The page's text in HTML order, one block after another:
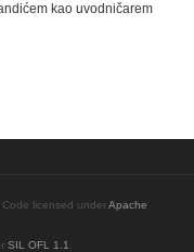
kao uvodničarem
Code licensed underApache
SIL OFL 1.1